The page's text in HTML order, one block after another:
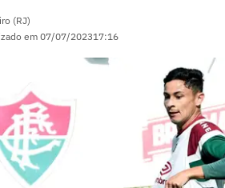
(RJ)
em07/07/202317:16